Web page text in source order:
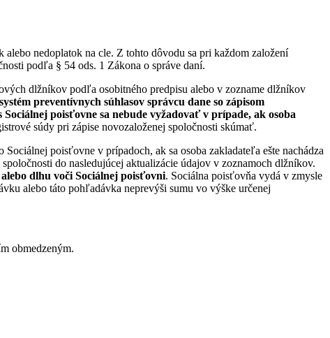
nedoplatok na cle. Z tohto dôvodu sa pri každom založení
podľa § 54 ods. 1 Zákona o správe daní.
dlžníkov podľa osobitného predpisu alebo v zozname dlžníkov
preventívnych súhlasov správcu dane so zápisom
poisťovne sa nebude vyžadovať v prípade, ak osoba
súdy pri zápise novozaloženej spoločnosti skúmať.
poisťovne v prípadoch, ak sa osoba zakladateľa ešte nachádza
do nasledujúcej aktualizácie údajov v zoznamoch dlžníkov.
dlhu voči Sociálnej poisťovni. Sociálna poisťovňa vydá v zmysle
alebo táto pohľadávka neprevýši sumu vo výške určenej
obmedzeným.